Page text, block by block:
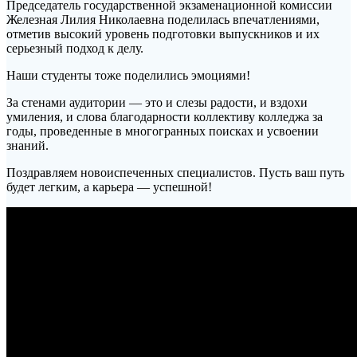
Председатель государственной экзаменационной комиссии
Железная Лилия Николаевна поделилась впечатлениями,
отметив высокий уровень подготовки выпускников и их
серьезный подход к делу.
Наши студенты тоже поделились эмоциями!
За стенами аудитории — это и слезы радости, и вздохи
умиления, и слова благодарности коллективу колледжа за
годы, проведенные в многогранных поисках и усвоении
знаний.
Поздравляем новоиспеченных специалистов. Пусть ваш путь
будет легким, а карьера — успешной!